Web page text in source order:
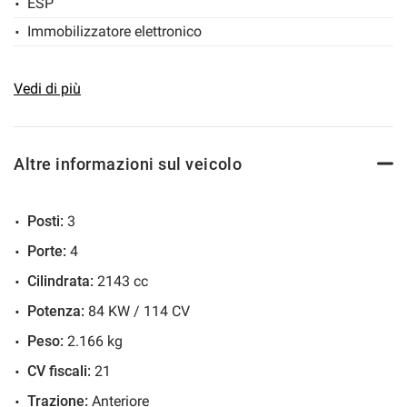
Immobilizzatore elettronico
Servosterzo
Vedi di più
Altre informazioni sul veicolo
Posti: 3
Porte: 4
Cilindrata: 2143 cc
Potenza: 84 KW / 114 CV
Peso: 2.166 kg
CV fiscali: 21
Trazione: Anteriore